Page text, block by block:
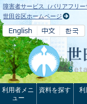
本文へ
障害者サービス（バリアフリー
世田谷区ホームページ
利用者メニ
ュー
資料を探す 利